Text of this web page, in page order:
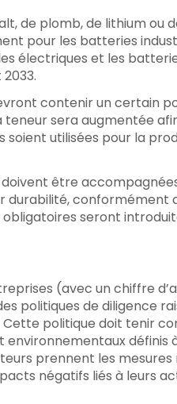
de plomb, de lithium ou
pour les batteries
électriques et les
contenir un certain
teneur sera augmentée
utilisées pour la
être
conformément
seront
(avec un chiffre
politiques de diligence
politique doit tenir
définis à
prennent les mesures
négatifs liés à leurs